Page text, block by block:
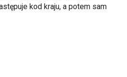
kod kraju, a potem sam